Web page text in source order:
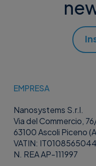
EMPRESA
Nanosystems S.r.l.
Via del Commercio,
63100 Ascoli Piceno
VATIN:
N. REA AP-111997